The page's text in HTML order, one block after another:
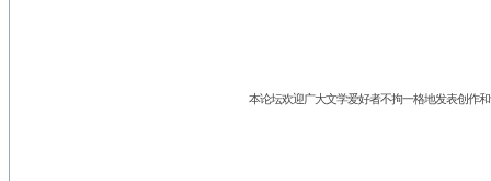
本论坛欢迎广大文学爱好者不拘一格地发表创作